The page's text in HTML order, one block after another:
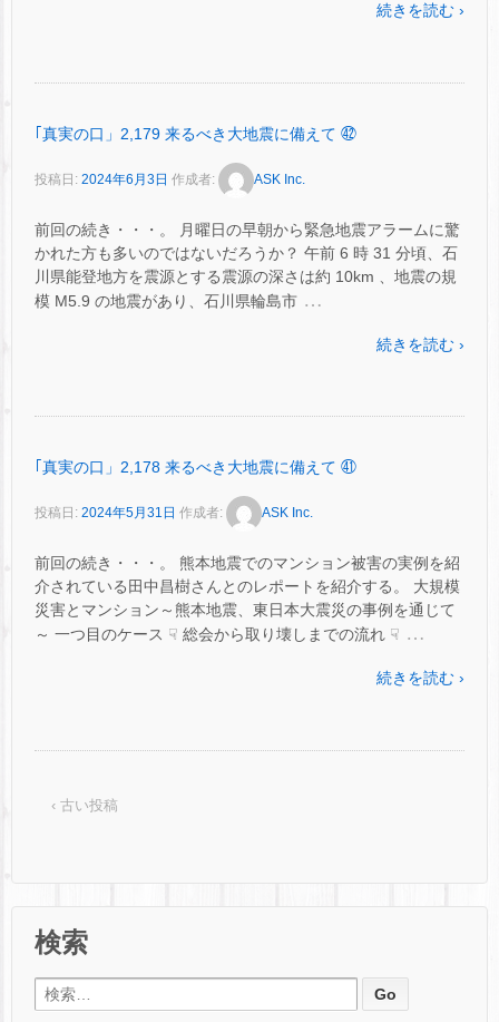
続きを読む ›
｢真実の口」2,179 来るべき大地震に備えて ㊷
投稿日: 2024年6月3日 作成者: ASK Inc.
前回の続き・・・。 月曜日の早朝から緊急地震アラームに驚
かれた方も多いのではないだろうか？ 午前 6 時 31 分頃、石
川県能登地方を震源とする震源の深さは約 10km 、地震の規
模 M5.9 の地震があり、石川県輪島市 …
続きを読む ›
｢真実の口」2,178 来るべき大地震に備えて ㊶
投稿日: 2024年5月31日 作成者: ASK Inc.
前回の続き・・・。 熊本地震でのマンション被害の実例を紹
介されている田中昌樹さんとのレポートを紹介する。 大規模
災害とマンション～熊本地震、東日本大震災の事例を通じて
～ 一つ目のケース ☟ 総会から取り壊しまでの流れ ☟ …
続きを読む ›
‹ 古い投稿
検索
検索: